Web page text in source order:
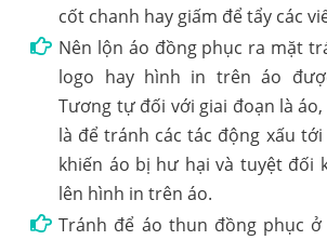
cốt chanh hay giấm để tẩy các
Nên lộn áo đồng phục ra mặt
logo hay hình in trên áo
Tương tự đối với giai đoạn là
là để tránh các tác động xấu
khiến áo bị hư hại và tuyệt đối
lên hình in trên áo.
Tránh để áo thun đồng phục